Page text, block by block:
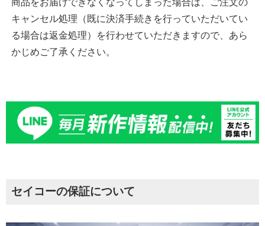
商品をお届けできなくなってしまった場合は、ご注文の
キャンセル処理（既に決済手続きを行っていただいてい
る場合は返金処理）を行わせていただきますので、あら
かじめご了承ください。
セイコーの保証について